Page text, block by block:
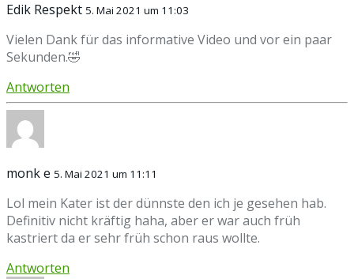
Edik Respekt 5. Mai 2021 um 11:03
Vielen Dank für das informative Video und vor ein paar
Sekunden.🤣
Antworten
monk e 5. Mai 2021 um 11:11
Lol mein Kater ist der dünnste den ich je gesehen hab.
Definitiv nicht kräftig haha, aber er war auch früh
kastriert da er sehr früh schon raus wollte.
Antworten